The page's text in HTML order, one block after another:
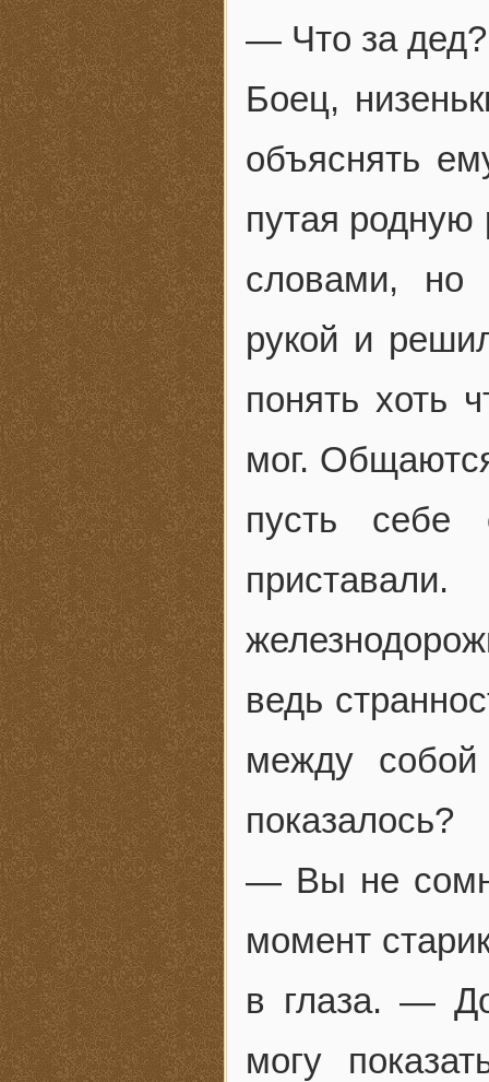
— Что за дед?
Боец,
объяснять
путая родную
словами, но
рукой и
понять хоть
мог.
пусть
ведь
между
показалось?
— Вы не
момент
в глаза. —
могу